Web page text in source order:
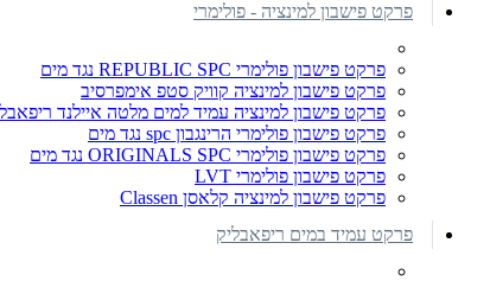
פרקט פישבון למינציה - פולימרי
פרקט פישבון פולימרי REPUBLIC SPC נגד מים
פרקט פישבון למינציה קוויק סטפ אימפרסיב
פרקט פישבון למינציה עמיד למים מלטה איילנד
פרקט פישבון פולימרי הרינגבון spc נגד מים
פרקט פישבון פולימרי ORIGINALS SPC נגד מים
פרקט פישבון פולימרי LVT
פרקט פישבון למינציה קלאסן Classen
פרקט עמיד במים ריפאבליק